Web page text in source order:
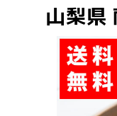
山梨県